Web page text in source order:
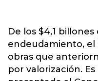
De los $4,1
endeudamiento, el
obras que
por valorización.